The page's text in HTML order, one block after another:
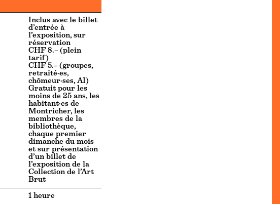
Inclus avec le billet
d’entrée à
l’exposition, sur
réservation
CHF 8.– (plein
tarif)
CHF 5.– (groupes,
retraité·es,
chômeur·ses, AI)
Gratuit pour les
moins de 25 ans, les
habitant·es de
Montricher, les
membres de la
bibliothèque,
chaque premier
dimanche du mois
et sur présentation
d’un billet de
l’exposition de la
Collection de l’Art
Brut
1 heure